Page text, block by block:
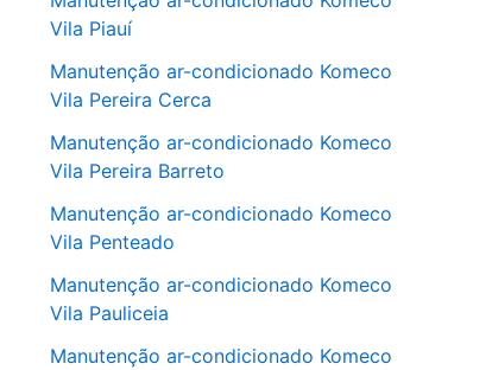
Vila Piauí
Manutenção ar-condicionado Komeco
Vila Pereira Cerca
Manutenção ar-condicionado Komeco
Vila Pereira Barreto
Manutenção ar-condicionado Komeco
Vila Penteado
Manutenção ar-condicionado Komeco
Vila Pauliceia
Manutenção ar-condicionado Komeco